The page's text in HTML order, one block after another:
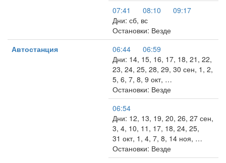
07:41
08:10
09:17
Дни: сб, вс
Остановки: Везде
Автостанция
06:44
06:59
Дни: 14, 15, 16, 17, 18, 21, 22,
23, 24, 25, 28, 29, 30 сен, 1, 2,
5, 6, 7, 8, 9 окт, …
Остановки: Везде
06:54
Дни: 12, 13, 19, 20, 26, 27 сен,
3, 4, 10, 11, 17, 18, 24, 25,
31 окт, 1, 4, 7, 8, 14 ноя, …
Остановки: Везде